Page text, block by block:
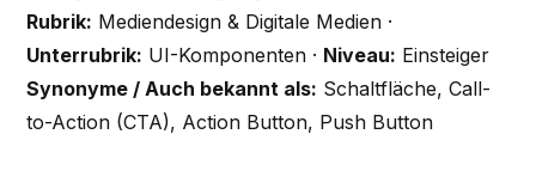
Rubrik: Mediendesign & Digitale Medien ·
Unterrubrik: UI-Komponenten · Niveau: Einsteiger
Synonyme / Auch bekannt als: Schaltfläche, Call-
to-Action (CTA), Action Button, Push Button